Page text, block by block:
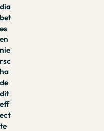
dia
bet
es
en
nie
rsc
ha
de
dit
eff
ect
te